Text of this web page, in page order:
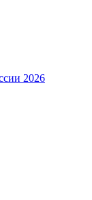
2026